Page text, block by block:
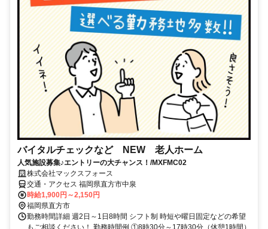
バイタルチェックなど NEW 老人ホーム
人気施設募集♪エントリーの大チャンス！/MXFMC02
株式会社マックスフォース
交通・アクセス 福岡県直方市中泉
時給1,900円～2,150円
福岡県直方市
勤務時間詳細 週2日～1日8時間 シフト制 時短や曜日固定などの希望